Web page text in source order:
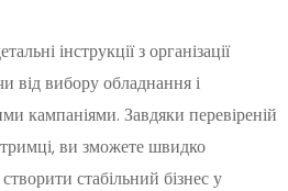
інструкції з організації
від вибору обладнання і
кампаніями. Завдяки перевіреній
ви зможете швидко
стабільний бізнес у